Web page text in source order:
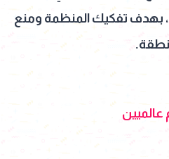
بهدف تفكيك المنظمة ومنع